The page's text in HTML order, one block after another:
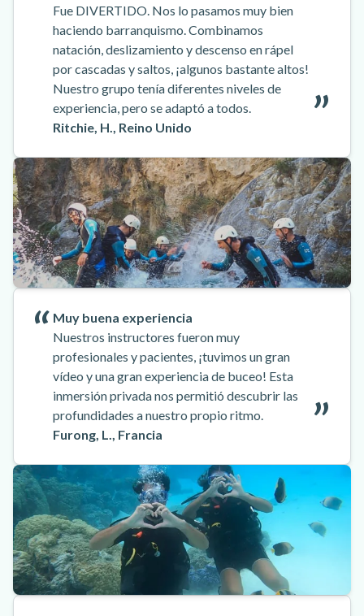
Fue DIVERTIDO. Nos lo pasamos muy bien
haciendo barranquismo. Combinamos
natación, deslizamiento y descenso en rápel
por cascadas y saltos, ¡algunos bastante altos!
Nuestro grupo tenía diferentes niveles de
experiencia, pero se adaptó a todos.
Ritchie, H., Reino Unido
Muy buena experiencia
Nuestros instructores fueron muy
profesionales y pacientes, ¡tuvimos un gran
vídeo y una gran experiencia de buceo! Esta
inmersión privada nos permitió descubrir las
profundidades a nuestro propio ritmo.
Furong, L., Francia